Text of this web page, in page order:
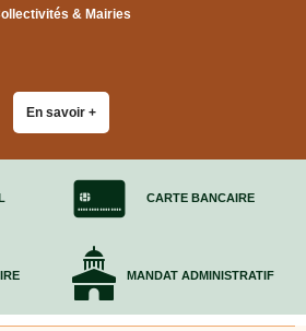
& Mairies
En savoir +
CARTE BANCAIRE
MANDAT ADMINISTRATIF